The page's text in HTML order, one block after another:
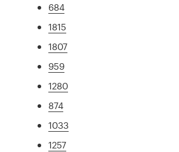
684
1815
1807
959
1280
874
1033
1257